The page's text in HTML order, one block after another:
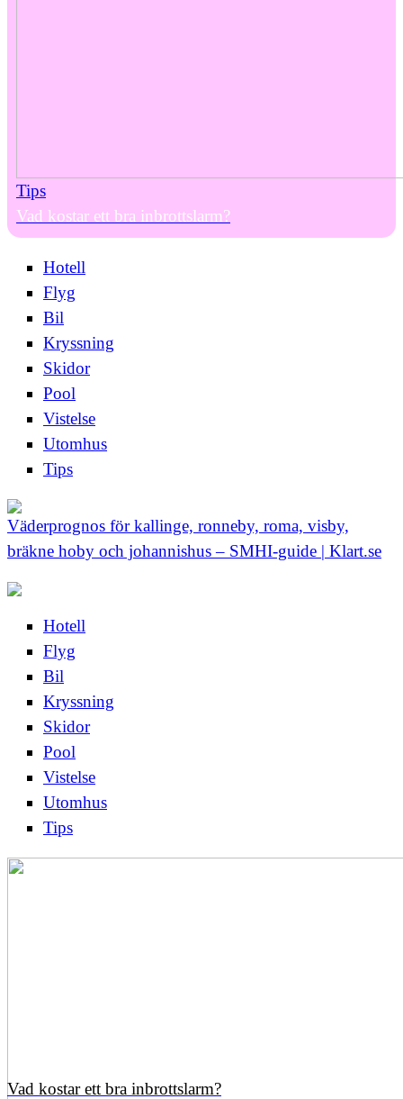
Tips
Vad kostar ett bra inbrottslarm?
Hotell
Flyg
Bil
Kryssning
Skidor
Pool
Vistelse
Utomhus
Tips
Väderprognos för kallinge, ronneby, roma, visby,
bräkne hoby och johannishus – SMHI-guide | Klart.se
Hotell
Flyg
Bil
Kryssning
Skidor
Pool
Vistelse
Utomhus
Tips
Vad kostar ett bra inbrottslarm?